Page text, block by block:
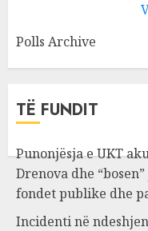
Polls Archive
TË FUNDIT
Punonjësja e UKT
Drenova dhe
fondet publike dhe
Incidenti në